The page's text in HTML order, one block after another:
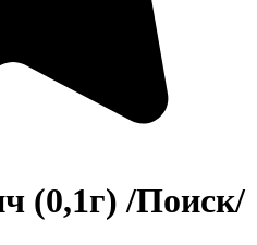
(0,1г) /Поиск/